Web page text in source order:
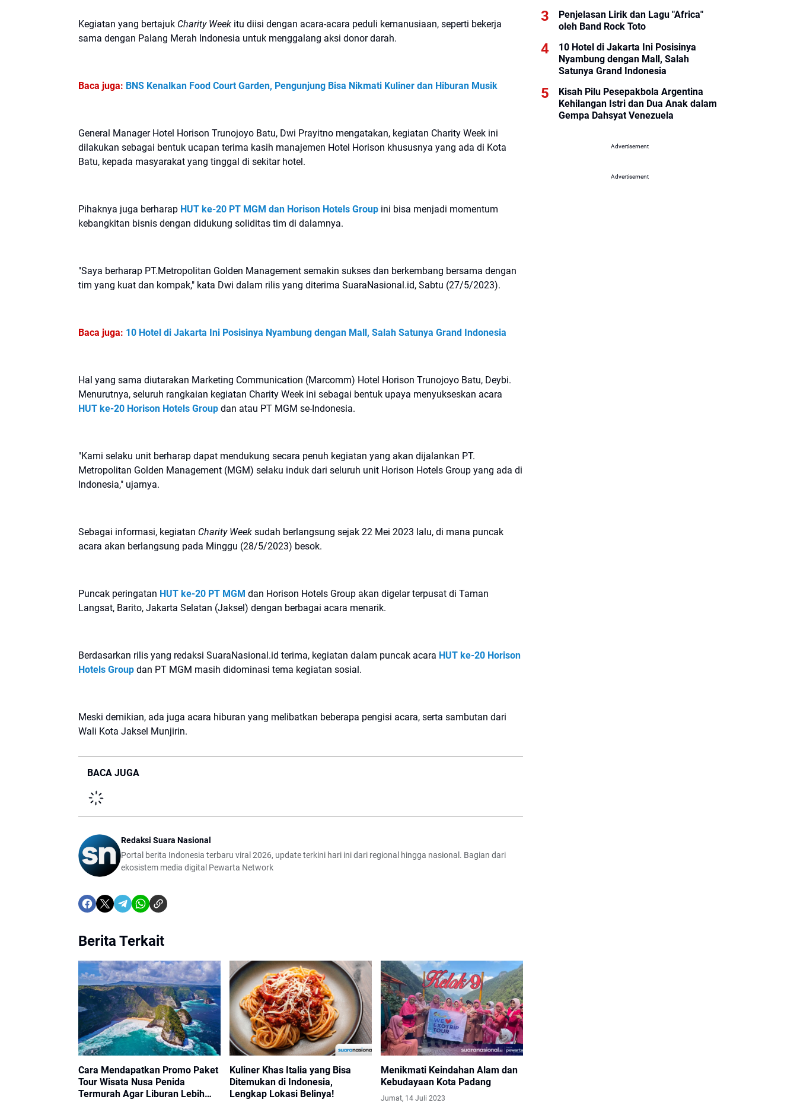
Kegiatan yang bertajuk Charity Week itu diisi dengan acara-acara peduli kemanusiaan, seperti bekerja
sama dengan Palang Merah Indonesia untuk menggalang aksi donor darah.
Baca juga: BNS Kenalkan Food Court Garden, Pengunjung Bisa Nikmati Kuliner dan Hiburan Musik
General Manager Hotel Horison Trunojoyo Batu, Dwi Prayitno mengatakan, kegiatan Charity Week ini
dilakukan sebagai bentuk ucapan terima kasih manajemen Hotel Horison khususnya yang ada di Kota
Batu, kepada masyarakat yang tinggal di sekitar hotel.
Pihaknya juga berharap HUT ke-20 PT MGM dan Horison Hotels Group ini bisa menjadi momentum
kebangkitan bisnis dengan didukung soliditas tim di dalamnya.
"Saya berharap PT.Metropolitan Golden Management semakin sukses dan berkembang bersama dengan
tim yang kuat dan kompak," kata Dwi dalam rilis yang diterima SuaraNasional.id, Sabtu (27/5/2023).
Baca juga: 10 Hotel di Jakarta Ini Posisinya Nyambung dengan Mall, Salah Satunya Grand Indonesia
Hal yang sama diutarakan Marketing Communication (Marcomm) Hotel Horison Trunojoyo Batu, Deybi.
Menurutnya, seluruh rangkaian kegiatan Charity Week ini sebagai bentuk upaya menyukseskan acara
HUT ke-20 Horison Hotels Group dan atau PT MGM se-Indonesia.
"Kami selaku unit berharap dapat mendukung secara penuh kegiatan yang akan dijalankan PT.
Metropolitan Golden Management (MGM) selaku induk dari seluruh unit Horison Hotels Group yang ada di
Indonesia," ujarnya.
Sebagai informasi, kegiatan Charity Week sudah berlangsung sejak 22 Mei 2023 lalu, di mana puncak
acara akan berlangsung pada Minggu (28/5/2023) besok.
Puncak peringatan HUT ke-20 PT MGM dan Horison Hotels Group akan digelar terpusat di Taman
Langsat, Barito, Jakarta Selatan (Jaksel) dengan berbagai acara menarik.
Berdasarkan rilis yang redaksi SuaraNasional.id terima, kegiatan dalam puncak acara HUT ke-20 Horison
Hotels Group dan PT MGM masih didominasi tema kegiatan sosial.
Meski demikian, ada juga acara hiburan yang melibatkan beberapa pengisi acara, serta sambutan dari
Wali Kota Jaksel Munjirin.
BACA JUGA
Redaksi Suara Nasional
Portal berita Indonesia terbaru viral 2026, update terkini hari ini dari regional hingga nasional. Bagian dari
ekosistem media digital Pewarta Network
Berita Terkait
Cara Mendapatkan Promo Paket
Tour Wisata Nusa Penida
Termurah Agar Liburan Lebih
Kuliner Khas Italia yang Bisa
Ditemukan di Indonesia,
Lengkap Lokasi Belinya!
Menikmati Keindahan Alam dan
Kebudayaan Kota Padang
Jumat, 14 Juli 2023
Penjelasan Lirik dan Lagu "Africa"
oleh Band Rock Toto
10 Hotel di Jakarta Ini Posisinya
Nyambung dengan Mall, Salah
Satunya Grand Indonesia
Kisah Pilu Pesepakbola Argentina
Kehilangan Istri dan Dua Anak dalam
Gempa Dahsyat Venezuela
Advertisement
Advertisement